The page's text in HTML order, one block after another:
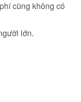
cũng không có
lớn.